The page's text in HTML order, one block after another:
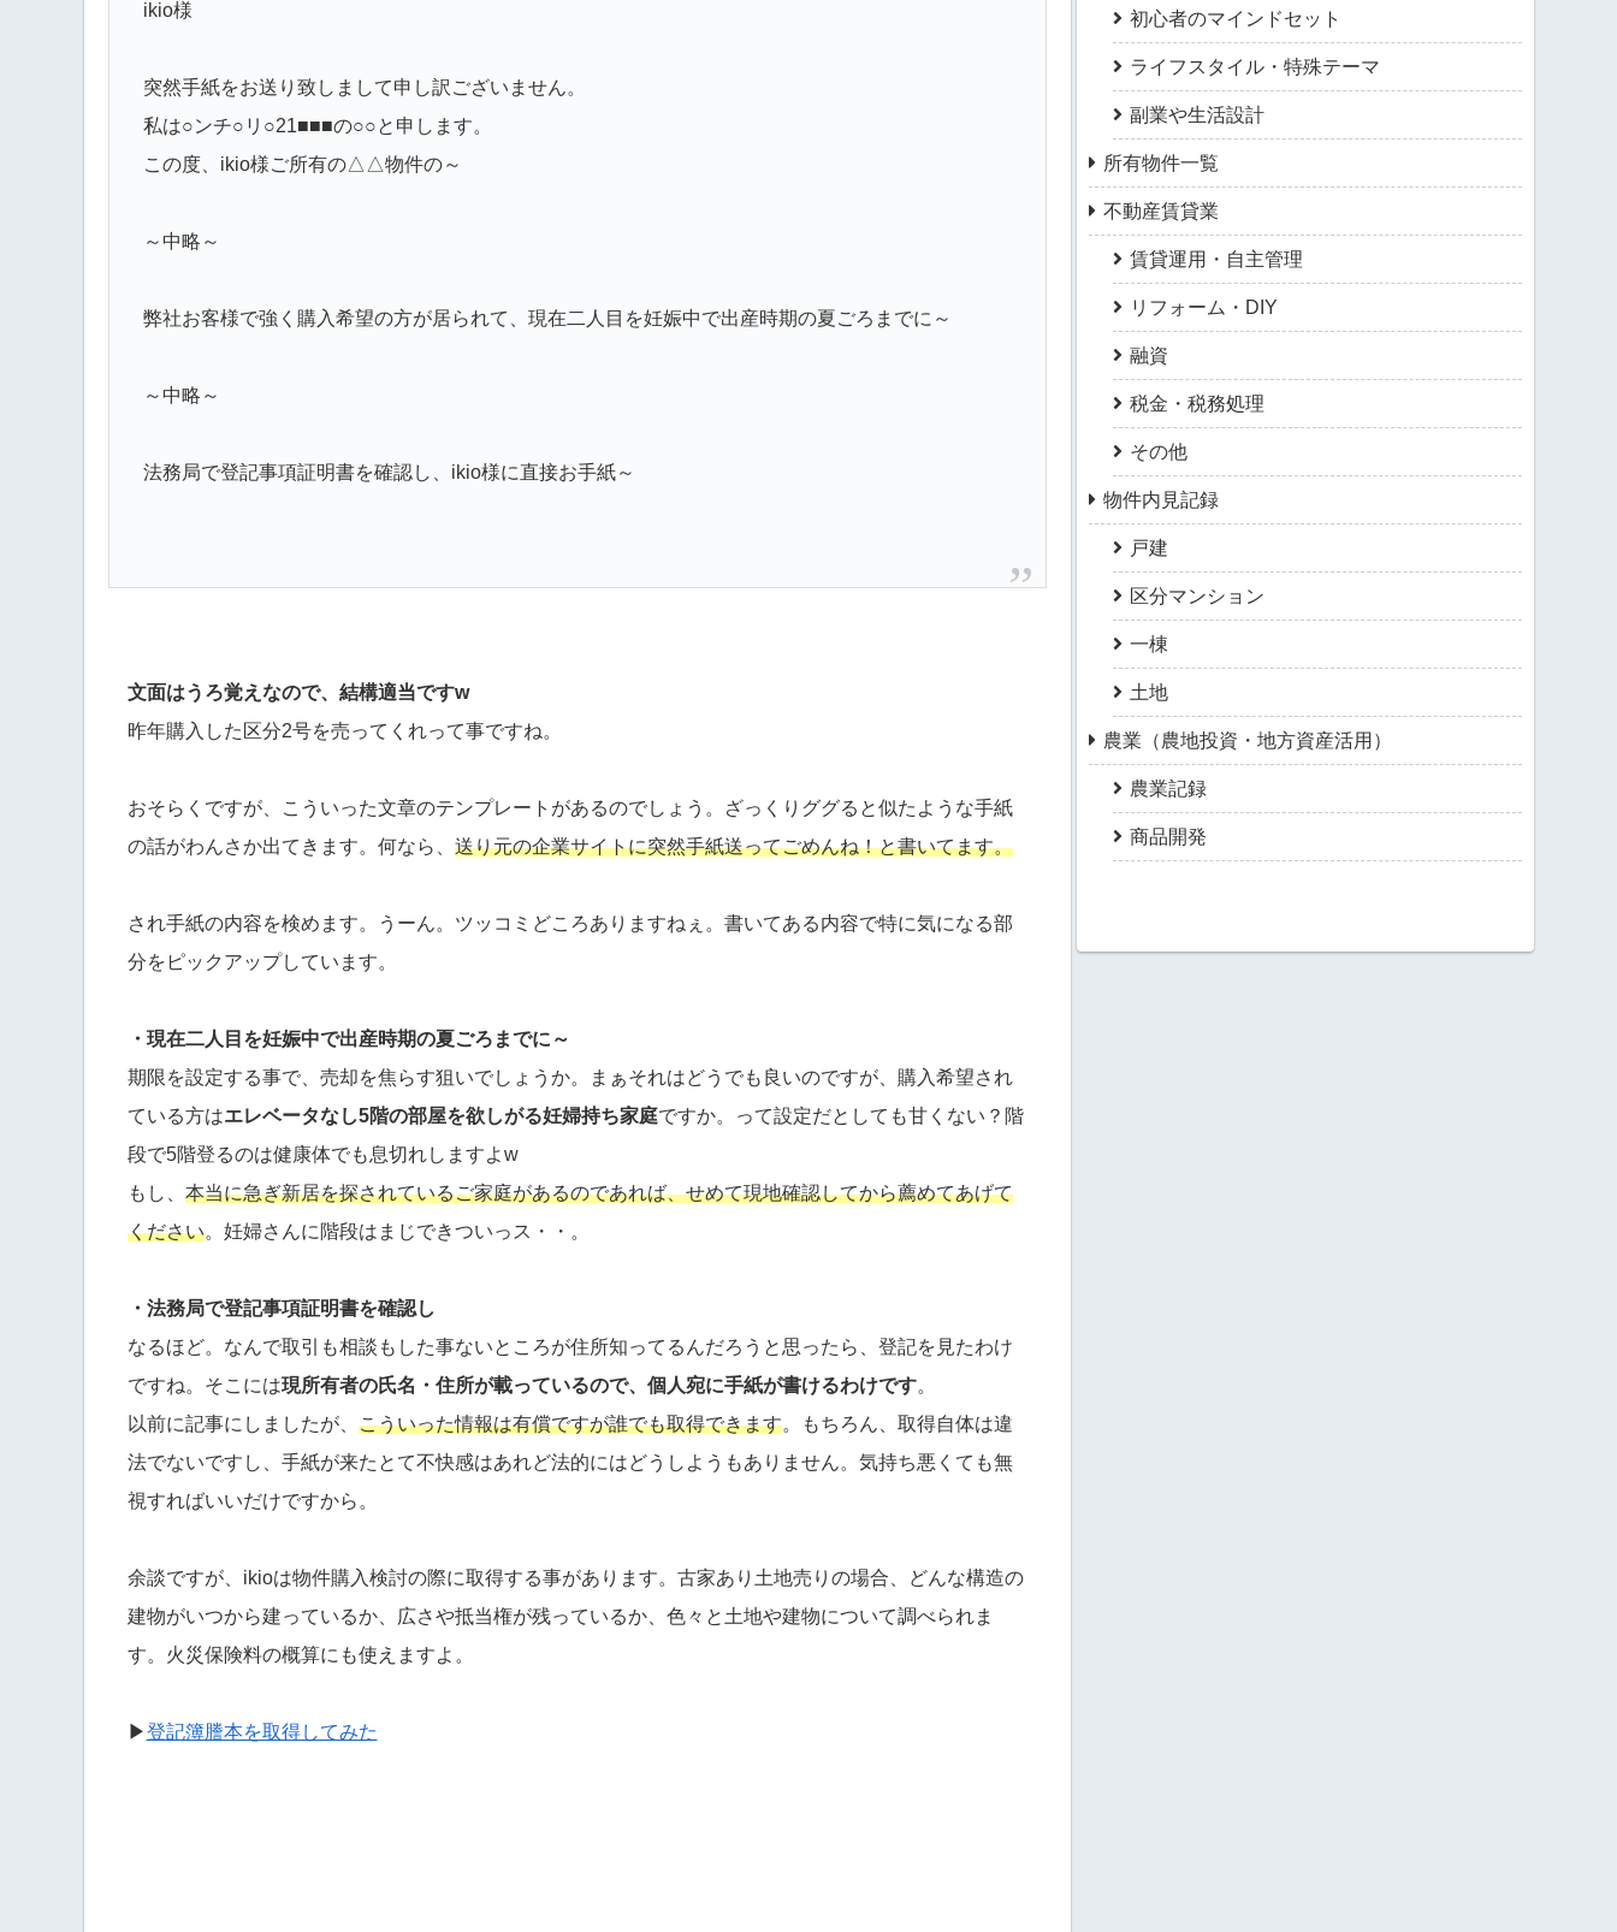
ikio様
突然手紙をお送り致しまして申し訳ございません。
私は○ンチ○リ○21■■■の○○と申します。
この度、ikio様ご所有の△△物件の～
～中略～
弊社お客様で強く購入希望の方が居られて、現在二人目を妊娠中で出産時期の夏ごろまでに～
～中略～
法務局で登記事項証明書を確認し、ikio様に直接お手紙～
文面はうろ覚えなので、結構適当ですw
昨年購入した区分2号を売ってくれって事ですね。
おそらくですが、こういった文章のテンプレートがあるのでしょう。ざっくりググると似たような手紙
の話がわんさか出てきます。何なら、 送り元の企業サイトに突然手紙送ってごめんね！と書いてます。
され手紙の内容を検めます。うーん。ツッコミどころありますねぇ。書いてある内容で特に気になる部
分をピックアップしています。
・現在二人目を妊娠中で出産時期の夏ごろまでに～
期限を設定する事で、売却を焦らす狙いでしょうか。まぁそれはどうでも良いのですが、購入希望され
ている方はエレベータなし5階の部屋を欲しがる妊婦持ち家庭ですか。って設定だとしても甘くない？階
段で5階登るのは健康体でも息切れしますよw
もし、 本当に急ぎ新居を探されているご家庭があるのであれば、せめて現地確認してから薦めてあげて
ください。妊婦さんに階段はまじできついっス・・。
・法務局で登記事項証明書を確認し
なるほど。なんで取引も相談もした事ないところが住所知ってるんだろうと思ったら、登記を見たわけ
ですね。そこには現所有者の氏名・住所が載っているので、個人宛に手紙が書けるわけです。
以前に記事にしましたが、 こういった情報は有償ですが誰でも取得できます。もちろん、取得自体は違
法でないですし、手紙が来たとて不快感はあれど法的にはどうしようもありません。気持ち悪くても無
視すればいいだけですから。
余談ですが、ikioは物件購入検討の際に取得する事があります。古家あり土地売りの場合、どんな構造の
建物がいつから建っているか、広さや抵当権が残っているか、色々と土地や建物について調べられま
す。火災保険料の概算にも使えますよ。
▶登記簿謄本を取得してみた
初心者のマインドセット
ライフスタイル・特殊テーマ
副業や生活設計
所有物件一覧
不動産賃貸業
賃貸運用・自主管理
リフォーム・DIY
融資
税金・税務処理
その他
物件内見記録
戸建
区分マンション
一棟
土地
農業（農地投資・地方資産活用）
農業記録
商品開発